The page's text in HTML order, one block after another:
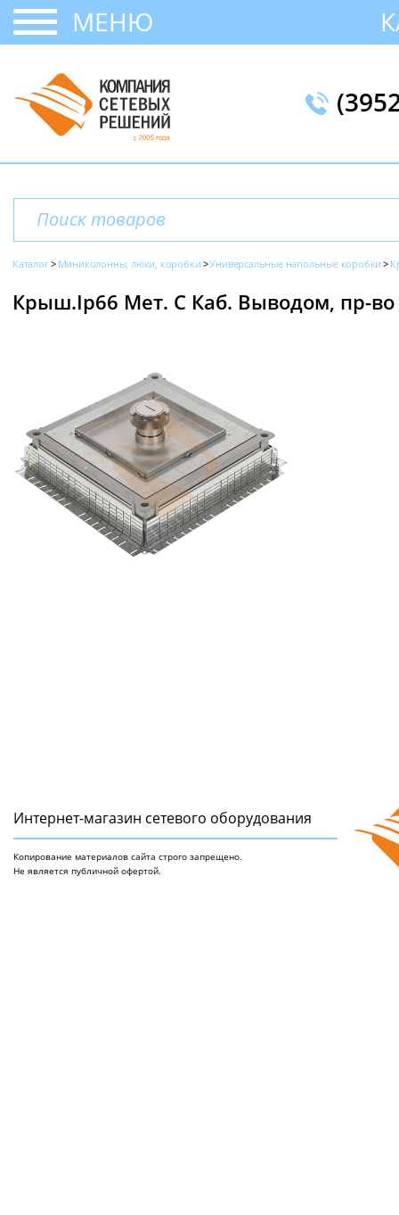
МЕНЮ
Каталог Миниколонны, люки, коробки Универсальные напольные коробки
Крыш.Ip66 Мет. С Каб. Выводом, пр-во
Интернет-магазин сетeвого оборудования
Копирование материалов сайта строго запрещено.
Не является публичной офертой.